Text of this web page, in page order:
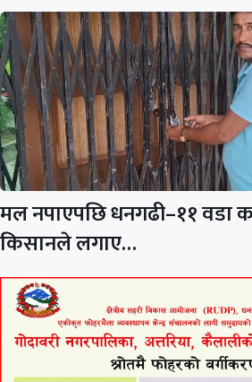
मल नपाएपछि धनगढी–११ वडा
किसानले लगाए…